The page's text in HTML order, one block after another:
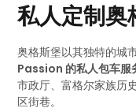
私人定制奥
奥格斯堡以其独特的城
Passion 的私人包车服
市政厅、富格尔家族历
区街巷。